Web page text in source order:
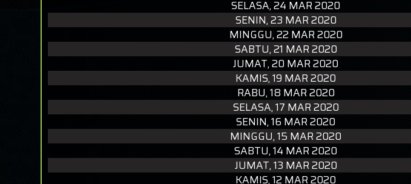
SELASA, 24 MAR 2020
SENIN, 23 MAR 2020
MINGGU, 22 MAR 2020
SABTU, 21 MAR 2020
JUMAT, 20 MAR 2020
KAMIS, 19 MAR 2020
RABU, 18 MAR 2020
SELASA, 17 MAR 2020
SENIN, 16 MAR 2020
MINGGU, 15 MAR 2020
SABTU, 14 MAR 2020
JUMAT, 13 MAR 2020
KAMIS, 12 MAR 2020